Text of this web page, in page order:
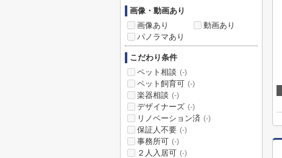
画像・動画あり
画像あり
動画あり
パノラマあり
こだわり条件
ペット相談 (-)
ペット飼育可 (-)
楽器相談 (-)
デザイナーズ (-)
リノベーション済 (-)
保証人不要 (-)
事務所可 (-)
２人入居可 (-)